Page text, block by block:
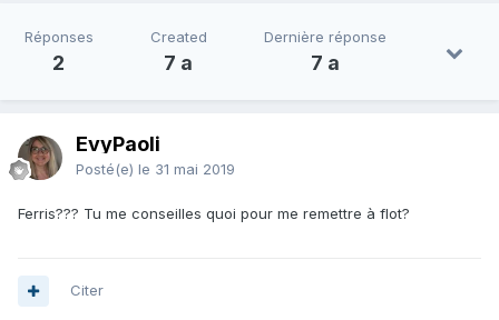
Réponses
2
Created
7 a
Dernière réponse
7 a
EvyPaoli
Posté(e) le 31 mai 2019
Ferris??? Tu me conseilles quoi pour me remettre à flot?
Citer